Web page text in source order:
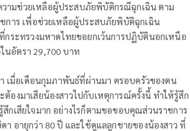
ามช่วยเหลือผู้ประสบภัยพิบัติกรณีฉุกเฉิน ตาม
ชการ เพื่อช่วยเหลือผู้ประสบภัยพิบัติฉุกเฉิน
กระทรวงมหาดไทยขอยกเว้นการปฏิบัตินอกเหนือ
นอัตรา 29,700 บาท
เมื่อเดือนกุมภาพันธ์ที่ผ่านมา ครอบครัวของตน
องมาเสียน้องสาวไปกับเหตุการณ์ครั้งนี้ ทำให้รู้สึก
กเสียใจมาก อย่างไรก็ตามขอขอบคุณส่วนราชการ
อายุกว่า 80 ปี และใช้ดูแลลูกชายของน้องสาว ที่